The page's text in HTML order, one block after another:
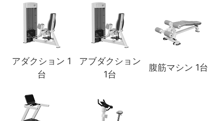
アダクション 1
台
アブダクション
1台
腹筋マシン 1台